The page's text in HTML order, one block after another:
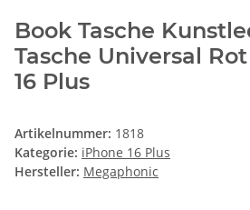
Book Tasche
Tasche Universal
16 Plus
Artikelnummer: 1818
Kategorie: iPhone 16 Plus
Hersteller: Megaphonic